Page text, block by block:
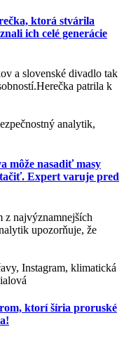
ktorá stvárila
ich celé generácie
a slovenské divadlo tak
patrila k
analytik,
môže nasadiť masy
Expert varuje pred
najvýznamnejších
upozorňuje, že
Instagram, klimatická
ktorí šíria proruské